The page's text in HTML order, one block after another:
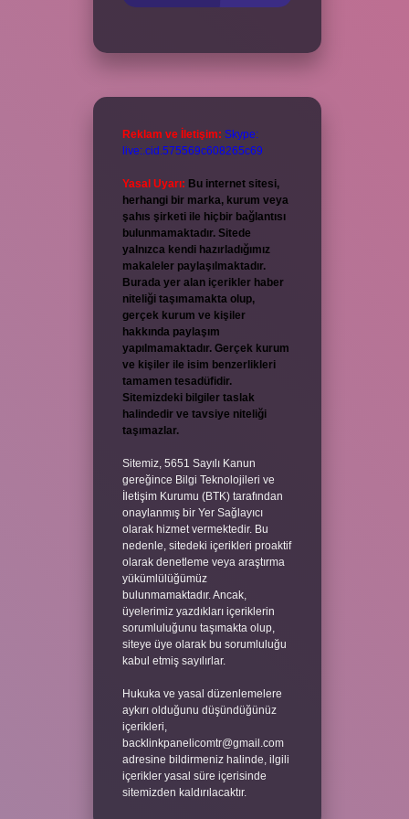
Reklam ve İletişim: Skype:
live:.cid.575569c608265c69
Yasal Uyarı: Bu internet sitesi,
herhangi bir marka, kurum veya
şahıs şirketi ile hiçbir bağlantısı
bulunmamaktadır. Sitede
yalnızca kendi hazırladığımız
makaleler paylaşılmaktadır.
Burada yer alan içerikler haber
niteliği taşımamakta olup,
gerçek kurum ve kişiler
hakkında paylaşım
yapılmamaktadır. Gerçek kurum
ve kişiler ile isim benzerlikleri
tamamen tesadüfidir.
Sitemizdeki bilgiler taslak
halindedir ve tavsiye niteliği
taşımazlar.
Sitemiz, 5651 Sayılı Kanun
gereğince Bilgi Teknolojileri ve
İletişim Kurumu (BTK) tarafından
onaylanmış bir Yer Sağlayıcı
olarak hizmet vermektedir. Bu
nedenle, sitedeki içerikleri proaktif
olarak denetleme veya araştırma
yükümlülüğümüz
bulunmamaktadır. Ancak,
üyelerimiz yazdıkları içeriklerin
sorumluluğunu taşımakta olup,
siteye üye olarak bu sorumluluğu
kabul etmiş sayılırlar.
Hukuka ve yasal düzenlemelere
aykırı olduğunu düşündüğünüz
içerikleri,
backlinkpanelicomtr@gmail.com
adresine bildirmeniz halinde, ilgili
içerikler yasal süre içerisinde
sitemizden kaldırılacaktır.